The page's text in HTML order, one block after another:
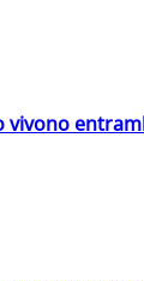
vivono